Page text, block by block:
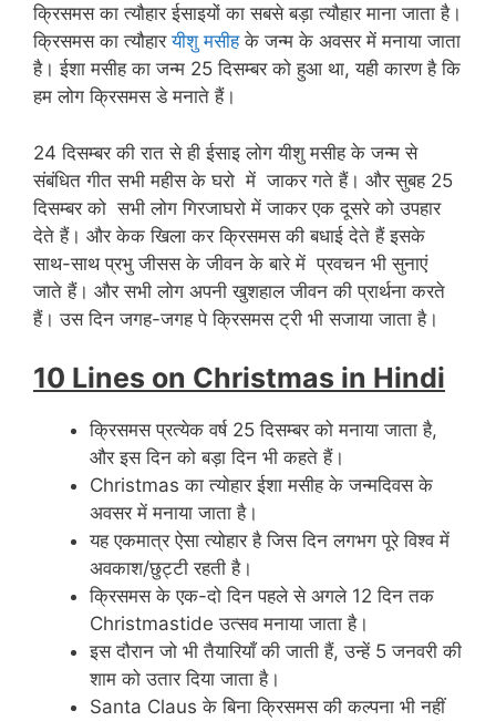
क्रिसमस का त्यौहार ईसाइयों का सबसे बड़ा त्यौहार माना जाता है।
क्रिसमस का त्यौहारयीशु मसीहके जन्म के अवसर में मनाया जाता
है। ईशा मसीह का जन्म 25 दिसम्बर को हुआ था, यही कारण है कि
हम लोग क्रिसमस डे मनाते हैं।
24 दिसम्बर की रात से ही ईसाइ लोग यीशु मसीह के जन्म से
संबंधित गीत सभी महीस के घरो में जाकर गते हैं। और सुबह 25
दिसम्बर को सभी लोग गिरजाघरो में जाकर एक दूसरे को उपहार
देते हैं। और केक खिला कर क्रिसमस की बधाई देते हैं इसके
साथ-साथ प्रभु जीसस के जीवन के बारे में प्रवचन भी सुनाएं
जाते हैं। और सभी लोग अपनी खुशहाल जीवन की प्रार्थना करते
हैं। उस दिन जगह-जगह पे क्रिसमस ट्री भी सजाया जाता है।
10 Lines on Christmas in Hindi
क्रिसमस प्रत्येक वर्ष 25 दिसम्बर को मनाया जाता है,
और इस दिन को बड़ा दिन भी कहते हैं।
Christmas का त्योहार ईशा मसीह के जन्मदिवस के
अवसर में मनाया जाता है।
यह एकमात्र ऐसा त्योहार है जिस दिन लगभग पूरे विश्व में
अवकाश/छुट्टी रहती है।
क्रिसमस के एक-दो दिन पहले से अगले 12 दिन तक
Christmastide उत्सव मनाया जाता है।
इस दौरान जो भी तैयारियाँ की जाती हैं, उन्हें 5 जनवरी की
शाम को उतार दिया जाता है।
Santa Claus के बिना क्रिसमस की कल्पना भी नहीं